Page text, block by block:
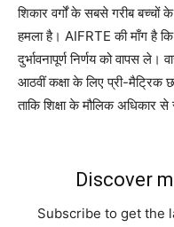
शिकार वर्गों के सबसे गरीब बच्चों
हमला है। AIFRTE की माँग है
दुर्भावनापूर्ण निर्णय को वापस
आठवीं कक्षा के लिए प्री-मैट्रिक
ताकि शिक्षा के मौलिक अधिकार
Discover
Subscribe to get the